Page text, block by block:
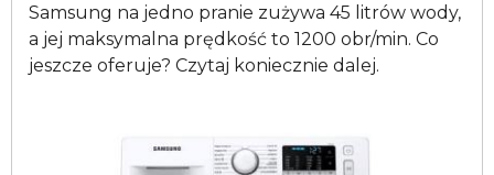
Samsung na jedno pranie zużywa 45 litrów wody,
a jej maksymalna prędkość to 1200 obr/min. Co
jeszcze oferuje? Czytaj koniecznie dalej.